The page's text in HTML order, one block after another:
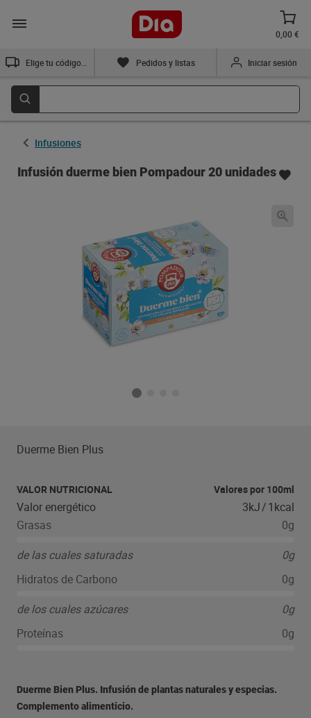
0,00 €
Pedidos y listas Iniciar sesión
Infusiones
Infusión duerme bien Pompadour 20 unidades
Duerme Bien Plus
VALOR NUTRICIONAL Valores por 100ml
Valor energético 3kJ/1kcal
Grasas
0g
de las cuales saturadas
0g
Hidratos de Carbono
0g
de los cuales azúcares
0g
Proteínas
0g
Duerme Bien Plus. Infusión de plantas naturales y especias.
Complemento alimenticio.